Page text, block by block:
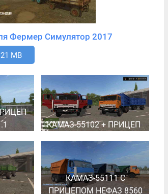
Скачать мод Прицеп 2 ПТС 4 V 2.0 для Фермер Симулятор 2017
MB
КАМАЗ-55102 + ПРИЦЕП
КАМАЗ-55111 С
ПРИЦЕПОМ НЕФАЗ 8560